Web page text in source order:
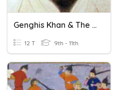
Genghis Khan & The Mongols
12 T 9th - 11th